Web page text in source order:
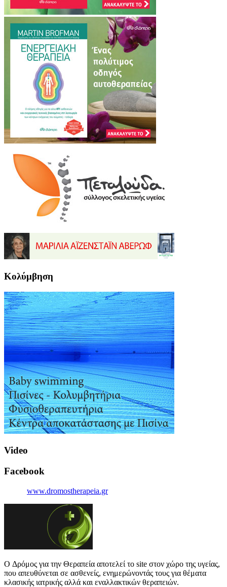
Κολύμβηση
Video
Facebook
www.dromostherapeia.gr
O Δρόμος για την Θεραπεία αποτελεί το site στον χώρο της υγείας,
που απευθύνεται σε ασθενείς, ενημερώνοντάς τους για θέματα
κλασικής ιατρικής αλλά και εναλλακτικών θεραπειών.